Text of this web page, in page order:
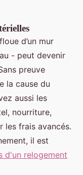
d’un mur
- peut devenir
preuve
la cause du
aussi les
nourriture,
les frais avancés.
il est
d'un relogement